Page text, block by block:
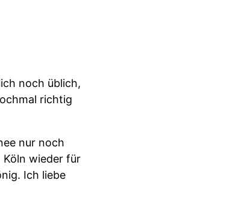
noch üblich,
richtig
nur noch
Köln wieder für
Ich liebe